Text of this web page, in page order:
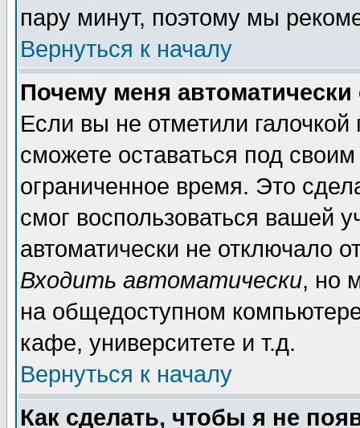
пару минут, поэтому мы
Вернуться к началу
Почему меня автоматически
Если вы не отметили галочкой
сможете оставаться под
ограниченное время. Это
смог воспользоваться вашей
автоматически не отключало
Входить автоматически, но
на общедоступном
кафе, университете и т.д.
Вернуться к началу
Как сделать, чтобы я не